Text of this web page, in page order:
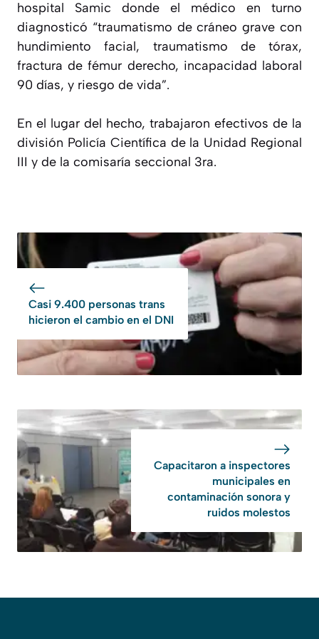
hospital Samic donde el médico en turno
diagnosticó “traumatismo de cráneo grave con
hundimiento facial, traumatismo de tórax,
fractura de fémur derecho, incapacidad laboral
90 días, y riesgo de vida”.
En el lugar del hecho, trabajaron efectivos de la
división Policía Científica de la Unidad Regional
III y de la comisaría seccional 3ra.
Casi 9.400 personas trans
hicieron el cambio en el DNI
Capacitaron a inspectores
municipales en
contaminación sonora y
ruidos molestos